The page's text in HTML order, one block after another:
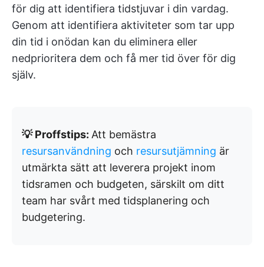
för dig att identifiera tidstjuvar i din vardag.
Genom att identifiera aktiviteter som tar upp
din tid i onödan kan du eliminera eller
nedprioritera dem och få mer tid över för dig
själv.
💡 Proffstips: Att bemästra
resursanvändning och resursutjämning är
utmärkta sätt att leverera projekt inom
tidsramen och budgeten, särskilt om ditt
team har svårt med tidsplanering och
budgetering.